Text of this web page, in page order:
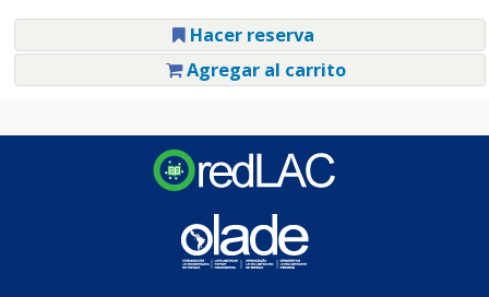
Hacer reserva
Agregar al carrito